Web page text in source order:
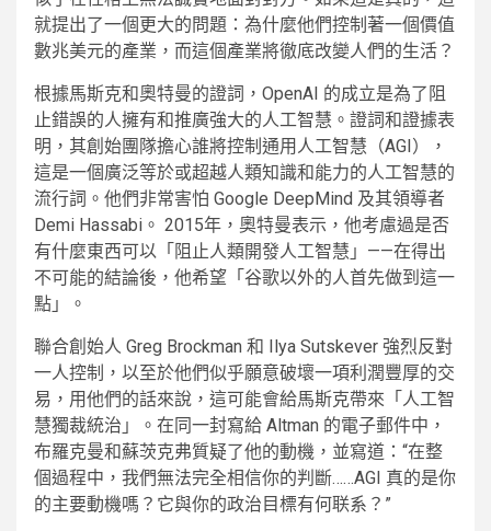
就提出了一個更大的問題：為什麼他們控制著一個價值
數兆美元的產業，而這個產業將徹底改變人們的生活？
根據馬斯克和奧特曼的證詞，OpenAI 的成立是為了阻
止錯誤的人擁有和推廣強大的人工智慧。證詞和證據表
明，其創始團隊擔心誰將控制通用人工智慧（AGI），
這是一個廣泛等於或超越人類知識和能力的人工智慧的
流行詞。他們非常害怕 Google DeepMind 及其領導者
Demi Hassabi。 2015年，奧特曼表示，他考慮過是否
有什麼東西可以「阻止人類開發人工智慧」——在得出
不可能的結論後，他希望「谷歌以外的人首先做到這一
點」。
聯合創始人 Greg Brockman 和 Ilya Sutskever 強烈反對
一人控制，以至於他們似乎願意破壞一項利潤豐厚的交
易，用他們的話來說，這可能會給馬斯克帶來「人工智
慧獨裁統治」。在同一封寫給 Altman 的電子郵件中，
布羅克曼和蘇茨克弗質疑了他的動機，並寫道：“在整
個過程中，我們無法完全相信你的判斷……AGI 真的是你
的主要動機嗎？它與你的政治目標有何联系？”